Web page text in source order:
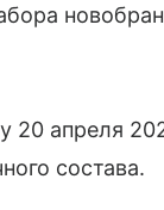
20 апреля
состава.